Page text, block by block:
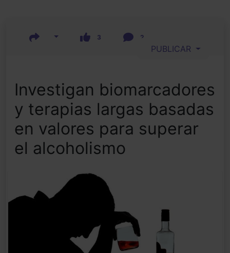
3 2
PUBLICAR
Investigan biomarcadores
y terapias largas basadas
en valores para superar
el alcoholismo